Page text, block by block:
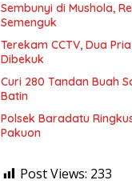
Sembunyi di Mushola,
Semenguk
Terekam CCTV, Dua
Dibekuk
Curi 280 Tandan Buah
Batin
Polsek Baradatu
Pakuon
Post Views: 233